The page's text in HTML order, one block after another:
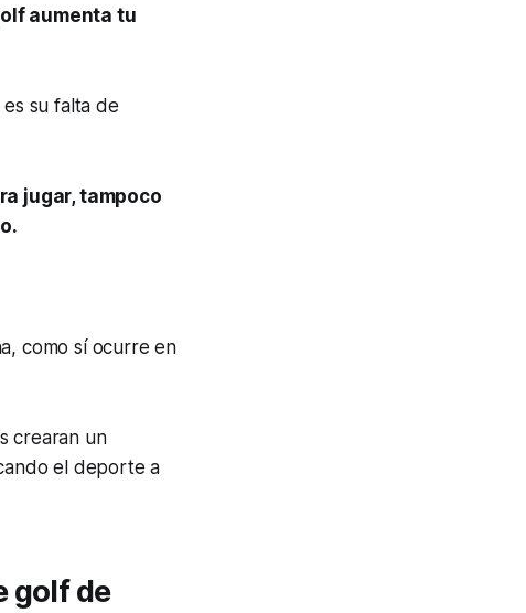
aumenta tu
su falta de
jugar, tampoco
como sí ocurre en
crearan un
el deporte a
golf de